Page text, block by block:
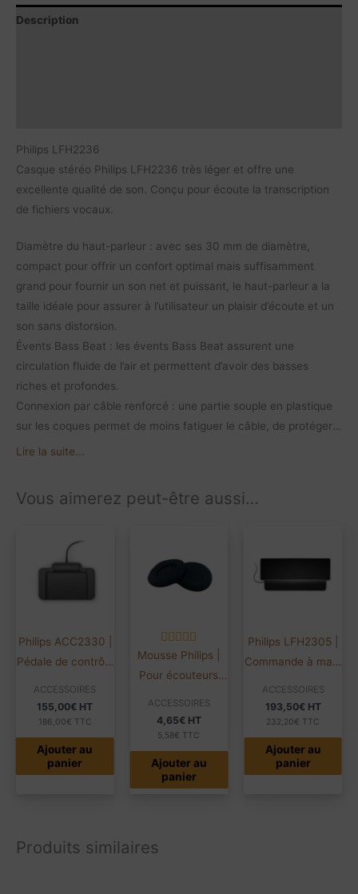
Description
Philips LFH2236
Casque stéréo Philips LFH2236 très léger et offre une
excellente qualité de son. Conçu pour écoute la transcription
de fichiers vocaux.
Diamètre du haut-parleur : avec ses 30 mm de diamètre,
compact pour offrir un confort optimal mais suffisamment
grand pour fournir un son net et puissant, le haut-parleur a la
taille idéale pour assurer à l’utilisateur un plaisir d’écoute et un
son sans distorsion.
Évents Bass Beat : les évents Bass Beat assurent une
circulation fluide de l’air et permettent d’avoir des basses
riches et profondes.
Connexion par câble renforcé : une partie souple en plastique
sur les coques permet de moins fatiguer le câble, de protéger
la connexion et de prévenir les dommages causés par les
fin et tellement léger que vous oublierez que vous le portez.
déplacer librement dans votre zone de travail sans avoir à
enlever le casque.
Lire la suite...
Vous aimerez peut-être aussi…
Philips ACC2330 |
Pédale de contrôle
ACCESSOIRES
155,00€ HT
186,00€ TTC
Ajouter au
panier
Mousse Philips |
Pour écouteurs
ACCESSOIRES
4,65€ HT
5,58€ TTC
Ajouter au
panier
Philips LFH2305 |
Commande à main
SpeechExec
ACCESSOIRES
193,50€ HT
232,20€ TTC
Ajouter au
panier
Produits similaires